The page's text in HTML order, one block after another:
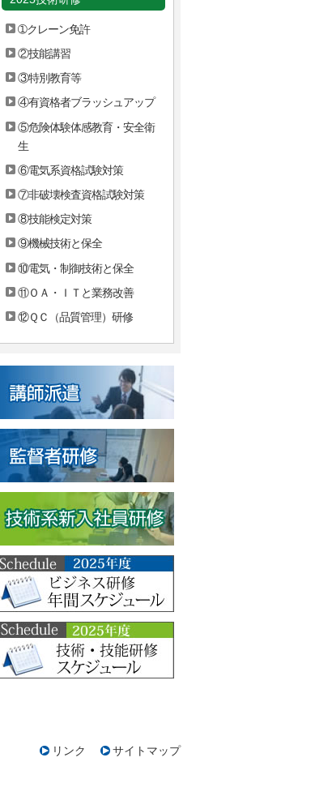
➀クレーン免許
②技能講習
③特別教育等
④有資格者ブラッシュアップ
⑤危険体験体感教育・安全衛
生
⑥電気系資格試験対策
⑦非破壊検査資格試験対策
⑧技能検定対策
⑨機械技術と保全
⑩電気・制御技術と保全
⑪ＯＡ・ＩＴと業務改善
⑫ＱＣ（品質管理）研修
リンク サイトマップ